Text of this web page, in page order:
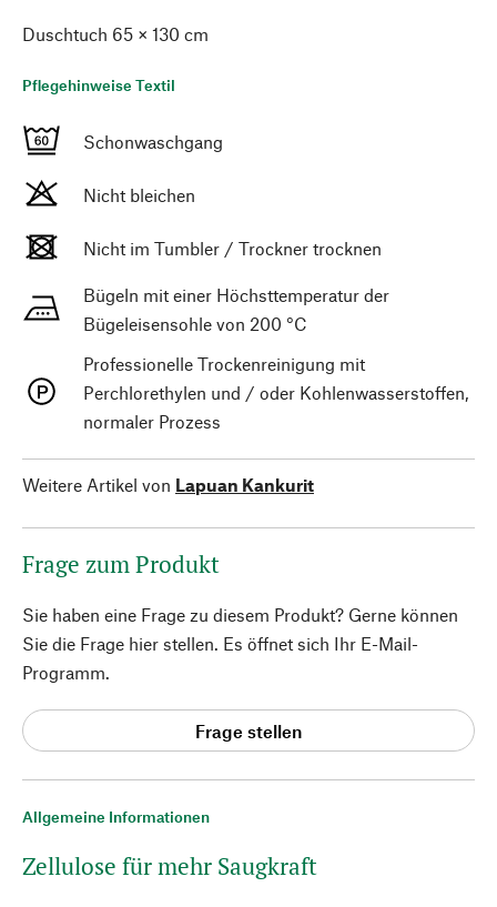
Allgemeine Informationen
Zellulose für mehr Saugkraft
Duschtuch 65 × 130 cm
Pflegehinweise Textil
Schonwaschgang
Nicht bleichen
Nicht im Tumbler / Trockner trocknen
Bügeln mit einer Höchsttemperatur der
Bügeleisensohle von 200 °C
Professionelle Trockenreinigung mit
Perchlorethylen und / oder Kohlenwasserstoffen,
normaler Prozess
Weitere Artikel von Lapuan Kankurit
Frage zum Produkt
Sie haben eine Frage zu diesem Produkt? Gerne können
Sie die Frage hier stellen. Es öffnet sich Ihr E-Mail-
Programm.
Frage stellen